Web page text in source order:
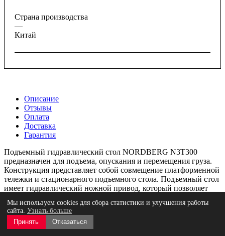
Страна производства
—
Китай
Описание
Отзывы
Оплата
Доставка
Гарантия
Подъемный гидравлический стол NORDBERG N3T300
предназначен для подъема, опускания и перемещения груза.
Конструкция представляет собой совмещение платформенной
тележки и стационарного подъемного стола. Подъемный стол
имеет гидравлический ножной привод, который позволяет
путем нажатия рычага на ручке подъемного стола.
Гидравлическая система позволяет столу опускаться плавно,
обеспечивая безопасность работ с грузами. Стол позволяет не
Мы используем cookies для сбора статистики и улучшения работы
сайта. Узнать больше
Принять
Отказаться